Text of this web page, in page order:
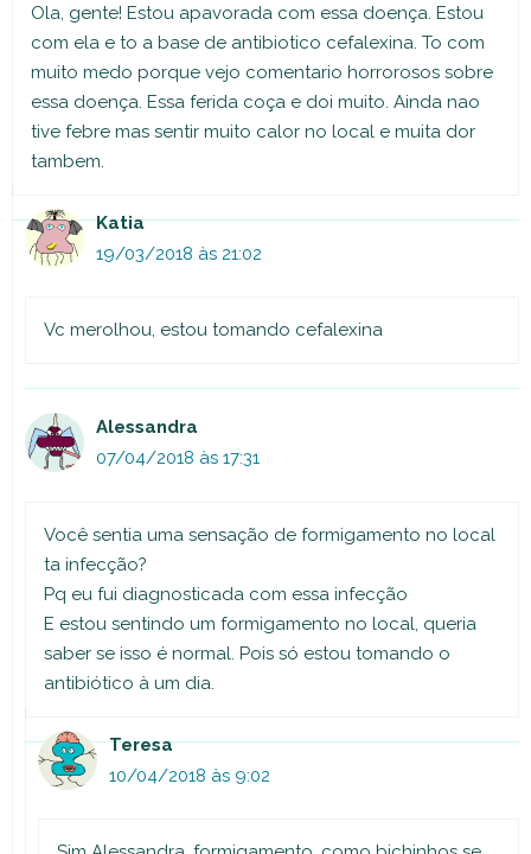
Ola, gente! Estou apavorada com essa doença. Estou
com ela e to a base de antibiotico cefalexina. To com
muito medo porque vejo comentario horrorosos sobre
essa doença. Essa ferida coça e doi muito. Ainda nao
tive febre mas sentir muito calor no local e muita dor
tambem.
Katia
19/03/2018 às 21:02
Vc merolhou, estou tomando cefalexina
Alessandra
07/04/2018 às 17:31
Você sentia uma sensação de formigamento no local
ta infecção?
Pq eu fui diagnosticada com essa infecção
E estou sentindo um formigamento no local, queria
saber se isso é normal. Pois só estou tomando o
antibiótico à um dia.
Teresa
10/04/2018 às 9:02